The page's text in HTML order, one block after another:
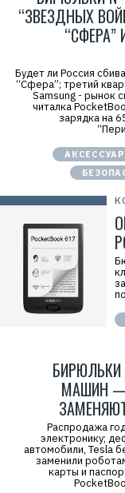
“ЗВЕЗДНЫХ
Будет ли Россия
“Сфера”; третий
Samsung - рынок
читалка
зарядка на
МАШИН
Распродажа
электронику;
автомобили, Tesla
заменили
карты и